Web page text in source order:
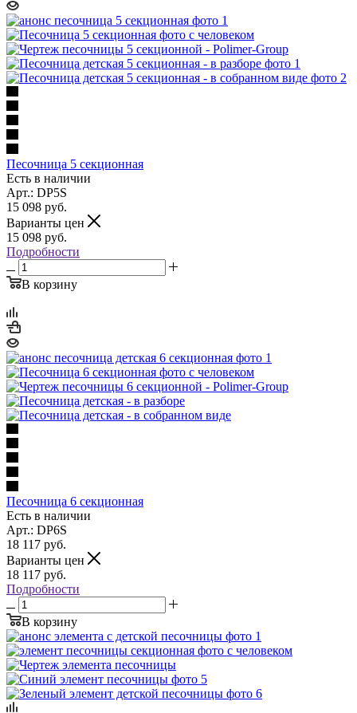
Песочница 5 секционная
Есть в наличии
Арт.: DP5S
15 098 руб.
Варианты цен
15 098 руб.
Подробности
В корзину
Песочница 6 секционная
Есть в наличии
Арт.: DP6S
18 117 руб.
Варианты цен
18 117 руб.
Подробности
В корзину